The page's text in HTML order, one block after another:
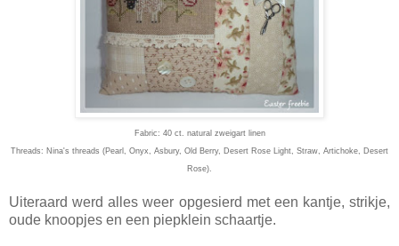
Fabric: 40 ct. natural zweigart linen
Threads: Nina's threads (Pearl, Onyx, Asbury, Old Berry, Desert Rose Light, Straw, Artichoke, Desert
Rose).
Uiteraard werd alles weer opgesierd met een kantje, strikje,
oude knoopjes en een piepklein schaartje.